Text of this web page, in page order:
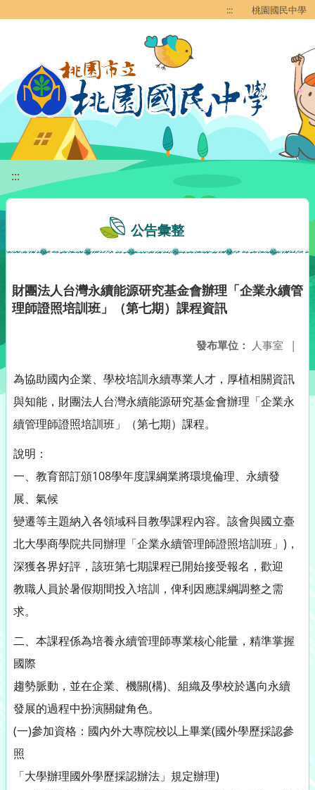
::: 桃園國民中學
:::
公告彙整
財團法人台灣永續能源研究基金會辦理「企業永續管
理師證照培訓班」（第七期）課程資訊
發布單位： 人事室 |
為協助國內企業、學校培訓永續專業人才，厚植相關資訊
與知能，財團法人台灣永續能源研究基金會辦理「企業永
續管理師證照培訓班」（第七期）課程。
說明：
一、教育部訂頒108學年度課綱業將環境倫理、永續發
展、氣候
變遷等主題納入各領域科目教學課程內容。該會與國立臺
北大學商學院共同辦理「企業永續管理師證照培訓班」)，
深獲各界好評，該班第七期課程已開始接受報名，歡迎
教職人員於暑假期間投入培訓，俾利因應課綱調整之需
求。
二、本課程係為培養永續管理師專業核心能量，精準掌握
國際
趨勢脈動，並在企業、機關(構)、組織及學校於邁向永續
發展的過程中扮演關鍵角色。
(一)參加資格：國內外大專院校以上畢業(國外學歷採認參
照
「大學辦理國外學歷採認辦法」規定辦理)